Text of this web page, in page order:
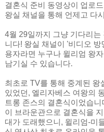
결혼식 준비 동영상이 업로
왕실 채널을 통해 언제고 다
4월 29일까지 그냥 기다리는
니다! 왕실 채널이 '비디오
용자라면 누구나 윌리엄 왕
남기실 수 있습니다.
최초로 TV를 통해 중계된 왕
있었던, 엘리자베스 여왕의
트롱 존스의 결혼식이었습
이 브라운관으로 결혼식을
대가 도래했으니, 윌리엄-미